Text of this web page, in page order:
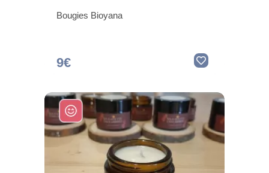
Bougies Bioyana
9€